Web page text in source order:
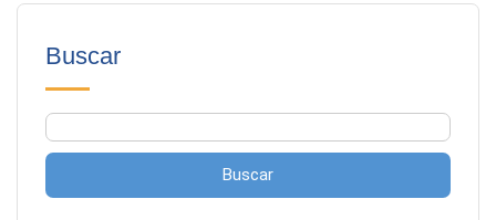
Buscar
Buscar